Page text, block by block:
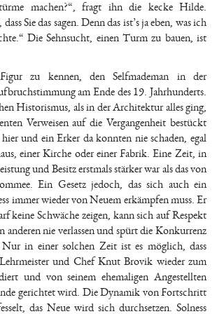
machen?“, fragt ihn die kecke Hilde.
Sie das sagen. Denn das ist’s ja eben, was ich
Die Sehnsucht, einen Turm zu bauen, ist
zu kennen, den Selfmademan in der
am Ende des 19. Jahrhunderts.
Historismus, als in der Architektur alles ging,
Verweisen auf die Vergangenheit bestückt
und ein Erker da konnten nie schaden, egal
einer Kirche oder einer Fabrik. Eine Zeit, in
und Besitz erstmals stärker war als das von
Ein Gesetz jedoch, das sich auch ein
immer wieder von Neuem erkämpfen muss. Er
keine Schwäche zeigen, kann sich auf Respekt
anderen nie verlassen und spürt die Konkurrenz
in einer solchen Zeit ist es möglich, dass
Lehrmeister und Chef Knut Brovik wieder zum
und von seinem ehemaligen Angestellten
gerichtet wird. Die Dynamik von Fortschritt
das Neue wird sich durchsetzen. Solness